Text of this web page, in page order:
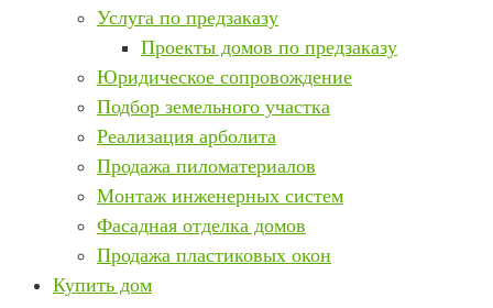
Услуга по предзаказу
Проекты домов по предзаказу
Юридическое сопровождение
Подбор земельного участка
Реализация арболита
Продажа пиломатериалов
Монтаж инженерных систем
Фасадная отделка домов
Продажа пластиковых окон
Купить дом